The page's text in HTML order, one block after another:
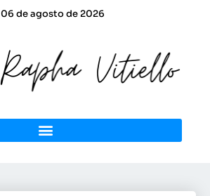
06 de agosto de 2026